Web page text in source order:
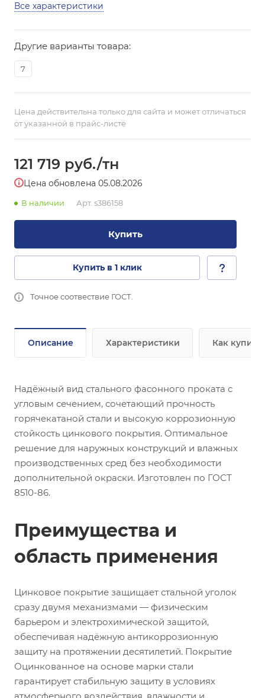
Все характеристики
Другие варианты товара:
7
Цена действительна только для сайта и может отличаться
от указанной в прайс-листе
121 719 руб./тн
Цена обновлена 05.08.2026
В наличии Арт. s386158
Купить
Купить в 1 клик
Точное соотвествие ГОСТ.
Описание Характеристики Как купить
Надёжный вид стального фасонного проката с
угловым сечением, сочетающий прочность
горячекатаной стали и высокую коррозионную
стойкость цинкового покрытия. Оптимальное
решение для наружных конструкций и влажных
производственных сред без необходимости
дополнительной окраски. Изготовлен по ГОСТ
8510-86.
Преимущества и
область применения
Цинковое покрытие защищает стальной уголок
сразу двумя механизмами — физическим
барьером и электрохимической защитой,
обеспечивая надёжную антикоррозионную
защиту на протяжении десятилетий. Покрытие
Оцинкованное на основе марки стали
гарантирует стабильную защиту в условиях